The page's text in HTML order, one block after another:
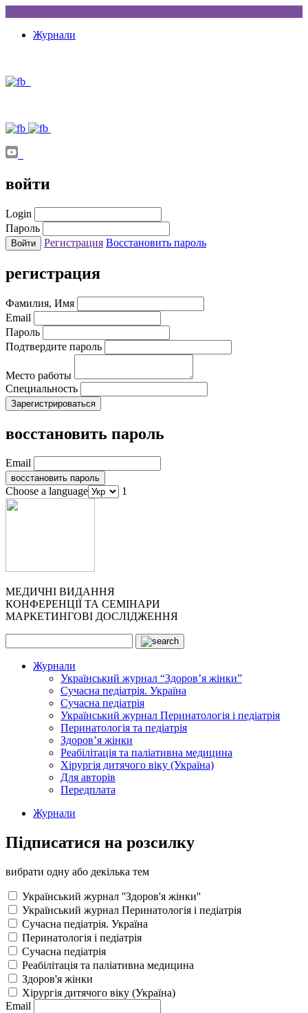
Журнали
войти
Login
Пароль
Регистрация Восстановить пароль
регистрация
Фамилия, Имя
Email
Пароль
Подтвердите пароль
Место работы
Специальность
восстановить пароль
Email
Choose a language 1
МЕДИЧНІ ВИДАННЯ
КОНФЕРЕНЦІЇ ТА СЕМІНАРИ
МАРКЕТИНГОВІ ДОСЛІДЖЕННЯ
Журнали
Український журнал “Здоров’я жінки”
Сучасна педіатрія. Україна
Сучасна педіатрія
Український журнал Перинатологія і педіатрія
Перинатологія та педіатрія
Здоров’я жінки
Реабілітація та паліативна медицина
Хірургія дитячого віку (Україна)
Для авторів
Передплата
Журнали
Підписатися на розсилку
вибрати одну або декілька тем
Український журнал ''Здоров'я жінки''
Український журнал Перинатологія і педіатрія
Сучасна педіатрія. Україна
Перинатологія і педіатрія
Сучасна педіатрія
Реабілітація та паліативна медицина
Здоров'я жінки
Хірургія дитячого віку (Україна)
Email